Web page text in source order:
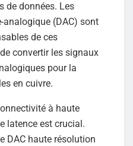
de données. Les
(DAC) sont
de ces
convertir les signaux
pour la
en cuivre.
à haute
latence est crucial.
DAC haute résolution